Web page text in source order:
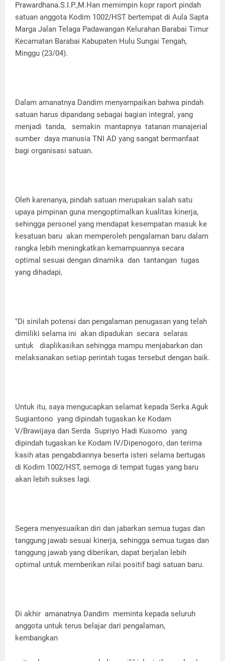
Prawardhana.S.I.P.,M.Han memimpin kopr raport pindah
satuan anggota Kodim 1002/HST bertempat di Aula Sapta
Marga Jalan Telaga Padawangan Kelurahan Barabai Timur
Kecamatan Barabai Kabupaten Hulu Sungai Tengah,
Minggu (23/04).
Dalam amanatnya Dandim menyampaikan bahwa pindah
satuan harus dipandang sebagai bagian integral, yang
menjadi tanda, semakin mantapnya tatanan manajerial
sumber daya manusia TNI AD yang sangat bermanfaat
bagi organisasi satuan.
Oleh karenanya, pindah satuan merupakan salah satu
upaya pimpinan guna mengoptimalkan kualitas kinerja,
sehingga personel yang mendapat kesempatan masuk ke
kesatuan baru akan memperoleh pengalaman baru dalam
rangka lebih meningkatkan kemampuannya secara
optimal sesuai dengan dinamika dan tantangan tugas
yang dihadapi,
"Di sinilah potensi dan pengalaman penugasan yang telah
dimiliki selama ini akan dipadukan secara selaras
untuk diaplikasikan sehingga mampu menjabarkan dan
melaksanakan setiap perintah tugas tersebut dengan baik.
Untuk itu, saya mengucapkan selamat kepada Serka Aguk
Sugiantono yang dipindah tugaskan ke Kodam
V/Brawijaya dan Serda Supriyo Hadi Kusomo yang
dipindah tugaskan ke Kodam IV/Dipenogoro, dan terima
kasih atas pengabdiannya beserta isteri selama bertugas
di Kodim 1002/HST, semoga di tempat tugas yang baru
akan lebih sukses lagi.
Segera menyesuaikan diri dan jabarkan semua tugas dan
tanggung jawab sesuai kinerja, sehingga semua tugas dan
tanggung jawab yang diberikan, dapat berjalan lebih
optimal untuk memberikan nilai positif bagi satuan baru.
Di akhir amanatnya Dandim meminta kepada seluruh
anggota untuk terus belajar dari pengalaman,
kembangkan